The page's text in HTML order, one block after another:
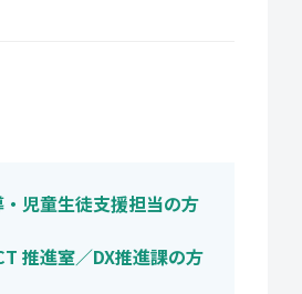
児童生徒支援担当の方
推進室／DX推進課の方